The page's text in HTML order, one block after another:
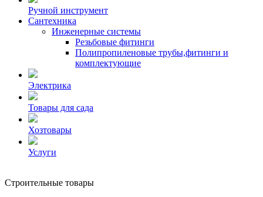
Ручной инструмент
Сантехника
Инженерные системы
Резьбовые фитинги
Полипропиленовые трубы,фитинги и
комплектующие
Электрика
Товары для сада
Хозтовары
Услуги
Строительные товары